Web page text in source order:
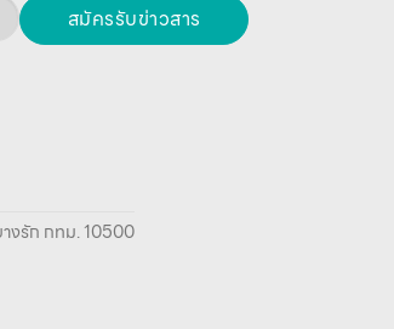
สมัครรับข่าวสาร
งรัก กทม. 10500